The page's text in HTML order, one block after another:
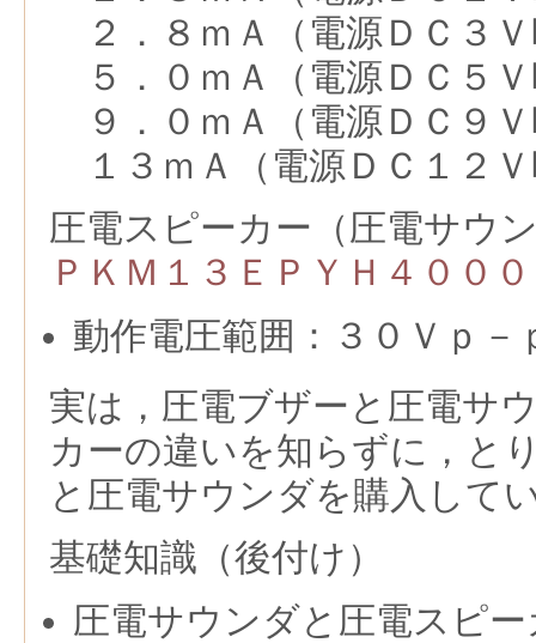
２．８ｍＡ（電源ＤＣ３
５．０ｍＡ（電源ＤＣ５
９．０ｍＡ（電源ＤＣ９
１３ｍＡ（電源ＤＣ１２
圧電スピーカー（圧電サウ
ＰＫＭ１３ＥＰＹＨ４００
動作電圧範囲：３０Ｖｐ－
実は，圧電ブザーと圧電サ
カーの違いを知らずに，と
と圧電サウンダを購入して
基礎知識（後付け）
圧電サウンダと圧電スピ